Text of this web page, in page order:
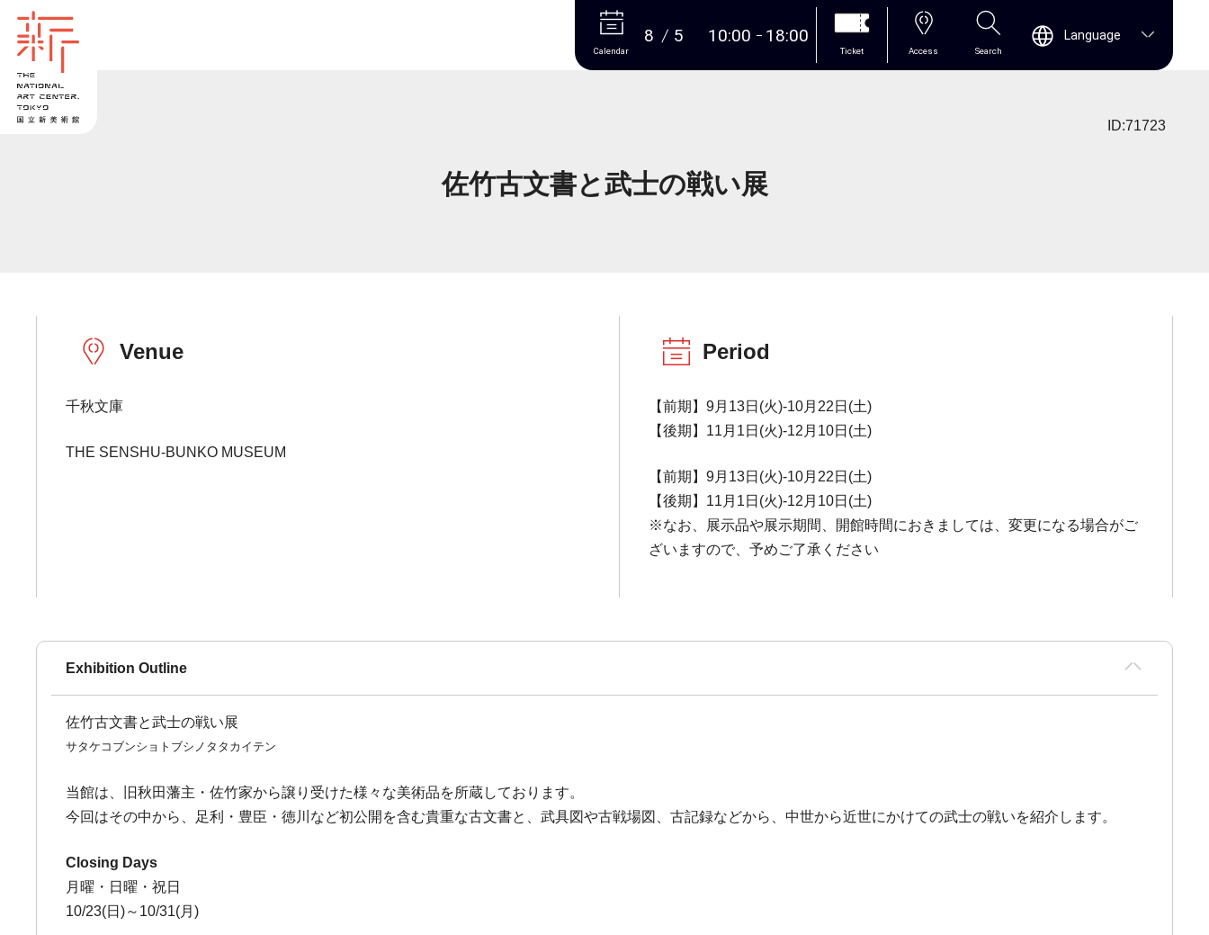
More
Calendar
8 5 10:00 18:00
Ticket Access Search
Language
ID:71723
佐竹古文書と武士の戦い展
Venue
千秋文庫
THE SENSHU-BUNKO MUSEUM
Period
【前期】9月13日(火)-10月22日(土)
【後期】11月1日(火)-12月10日(土)
【前期】9月13日(火)-10月22日(土)
【後期】11月1日(火)-12月10日(土)
※なお、展示品や展示期間、開館時間におきましては、変更になる場合がご
ざいますので、予めご了承ください
Exhibition Outline
佐竹古文書と武士の戦い展
サタケコブンショトブシノタタカイテン
当館は、旧秋田藩主・佐竹家から譲り受けた様々な美術品を所蔵しております。
今回はその中から、足利・豊臣・徳川など初公開を含む貴重な古文書と、武具図や古戦場図、古記録などから、中世から近世にかけての武士の戦いを紹介します。
Closing Days
月曜・日曜・祝日
10/23(日)～10/31(月)